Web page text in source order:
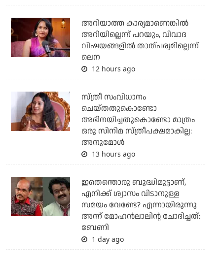
അറിയാത്ത കാര്യമാണെങ്കിൽ
അറിയില്ലെന്ന് പറയും, വിവാദ
വിഷയങ്ങളിൽ താത്പര്യമില്ലെന്ന്
ലെന
12 hours ago
സ്ത്രീ സംവിധാനം
ചെയ്തതുകൊണ്ടോ
അഭിനയിച്ചതുകൊണ്ടോ മാത്രം
ഒരു സിനിമ സ്ത്രീപക്ഷമാകില്ല:
അനുമോൾ
13 hours ago
ഇതെന്തൊരു ബുദ്ധിമുട്ടാണ്,
എനിക്ക് ശ്വാസം വിടാനുള്ള
സമയം വേണ്ടേ? എന്നായിരുന്നു
അന്ന് മോഹൻലാലിന്റ ചോദിച്ചത്:
ബേണി
1 day ago